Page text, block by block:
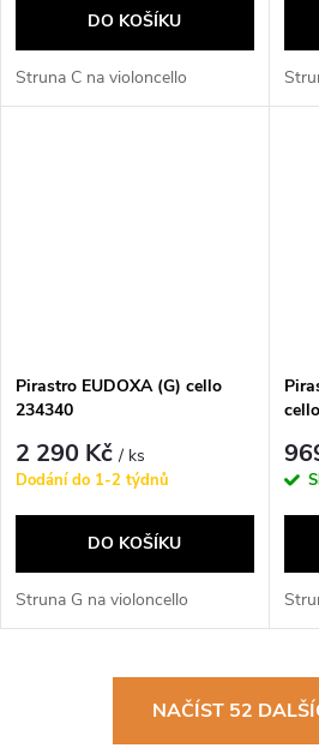
DO KOŠÍKU
Struna C na violoncello
Pirastro EUDOXA (G) cello
234340
2 290 Kč/ ks
Dodání do 1-2 týdnů
DO KOŠÍKU
Struna G na violoncello
NAČÍST 52